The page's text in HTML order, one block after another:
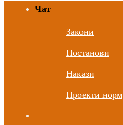
Чат
Закони
Постанови
Накази
Проекти норм